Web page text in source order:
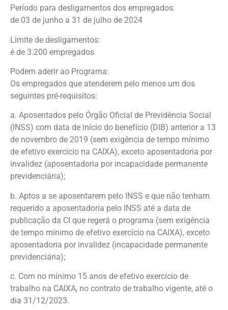
Período para desligamentos dos empregados:
de 03 de junho a 31 de julho de 2024
Limite de desligamentos:
é de 3.200 empregados
Podem aderir ao Programa:
Os empregados que atenderem pelo menos um dos
seguintes pré-requisitos:
a. Aposentados pelo Órgão Oficial de Previdência Social
(INSS) com data de início do benefício (DIB) anterior a 13
de novembro de 2019 (sem exigência de tempo mínimo
de efetivo exercício na CAIXA), exceto aposentadoria por
invalidez (aposentadoria por incapacidade permanente
previdenciária);
b. Aptos a se aposentarem pelo INSS e que não tenham
requerido a aposentadoria pelo INSS até a data de
publicação da CI que regerá o programa (sem exigência
de tempo mínimo de efetivo exercício na CAIXA), exceto
aposentadoria por invalidez (incapacidade permanente
previdenciária);
c. Com no mínimo 15 anos de efetivo exercício de
trabalho na CAIXA, no contrato de trabalho vigente, até o
dia 31/12/2023.